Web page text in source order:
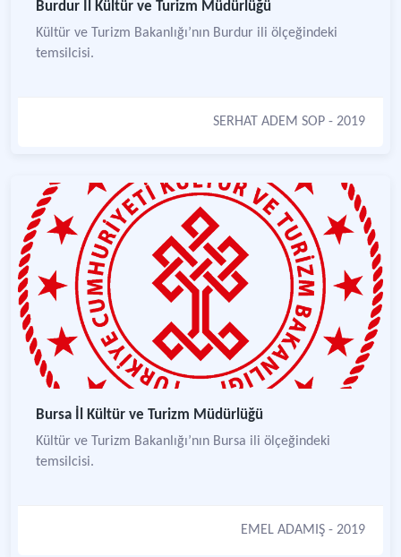
Burdur İl Kültür ve Turizm Müdürlüğü
Kültür ve Turizm Bakanlığı’nın Burdur ili ölçeğindeki
temsilcisi.
SERHAT ADEM SOP - 2019
Bursa İl Kültür ve Turizm Müdürlüğü
Kültür ve Turizm Bakanlığı’nın Bursa ili ölçeğindeki
temsilcisi.
EMEL ADAMIŞ - 2019